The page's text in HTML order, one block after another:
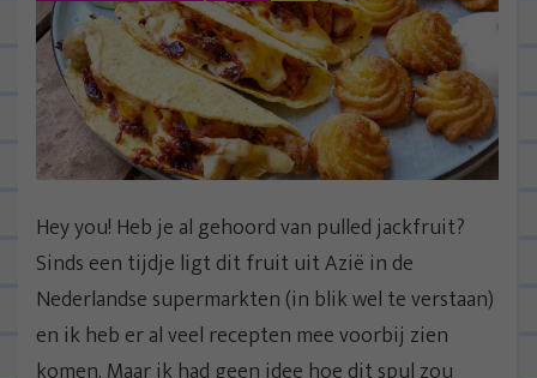
Hey you! Heb je al gehoord van pulled jackfruit?
Sinds een tijdje ligt dit fruit uit Azië in de
Nederlandse supermarkten (in blik wel te verstaan)
en ik heb er al veel recepten mee voorbij zien